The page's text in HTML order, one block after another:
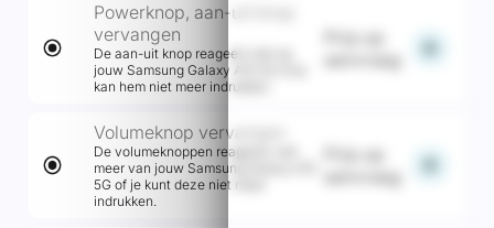
Powerknop, aan-uit knop
vervangen
De aan-uit knop reageert niet op
jouw Samsung Galaxy A15 5G of je
kan hem niet meer indrukken.
Prijs op
aanvraag
add
Volumeknop vervangen
De volumeknoppen reageren niet
meer van jouw Samsung Galaxy A15
5G of je kunt deze niet meer
indrukken.
aanvraag
add